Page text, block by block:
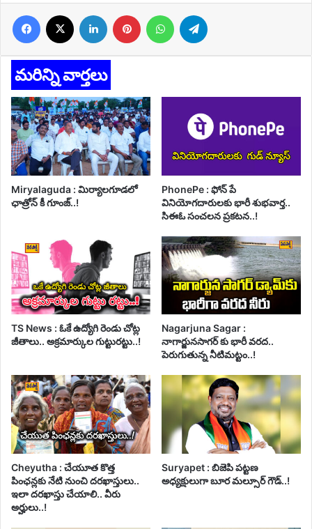
Facebook LinkedIn Pinterest WhatsApp
మరిన్ని వార్తలు
Miryalaguda : మిర్యాలగూడలో
ఛాత్రోన్ కీ గూంజ్..!
PhonePe : ఫోన్ పే
వినియోగదారులకు భారీ శుభవార్త..
సిఈఓ సంచలన ప్రకటన..!
TS News : ఓకే ఉద్యోగి రెండు చోట్ల
జీతాలు.. అక్రమార్కుల గుట్టురట్టు..!
Nagarjuna Sagar :
నాగార్జునసాగర్ కు భారీ వరద..
పెరుగుతున్న నీటిమట్టం..!
Cheyutha : చేయూత కొత్త
పింఛన్లకు నేటి నుంచి దరఖాస్తులు..
ఇలా దరఖాస్తు చేయాలి.. వీరు
అర్హులు..!
Suryapet : బిజెపి పట్టణ
అధ్యక్షులుగా బూర మల్సూర్ గౌడ్..!